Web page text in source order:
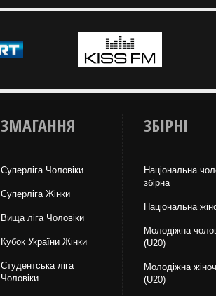
ЗМАГАННЯ
Суперліга Чоловіки
Суперліга Жінки
Вища лiга Чоловіки
Кубок України Жінки
Студентська ліга
Чоловiки
ЗБІРНІ
Національна
збірна
Національна
Молодіжна
(U20)
Молодіжна
(U20)